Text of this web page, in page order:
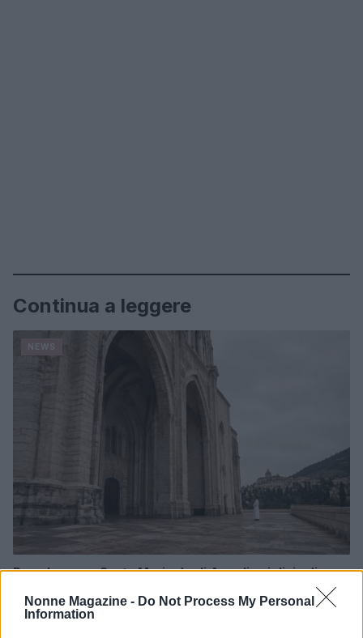
Nonne Magazine - Do Not Process My Personal
Information
Continua a leggere
Papa Leone a Santa Maria degli Angeli: migliaia di
Edoardo Castellucci · 7 Ago 2026